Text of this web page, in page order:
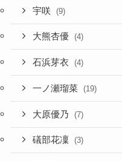
宇咲 (9)
大熊杏優 (4)
石浜芽衣 (4)
一ノ瀬瑠菜 (19)
大原優乃 (7)
礒部花凜 (3)